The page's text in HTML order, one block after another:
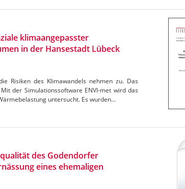
klimaangepasster
in der Hansestadt Lübeck
Risiken des Klimawandels nehmen zu. Das
der Simulationssoftware ENVI-met wird das
untersucht. Es wurden…
des Godendorfer
eines ehemaligen